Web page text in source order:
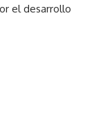
el desarrollo